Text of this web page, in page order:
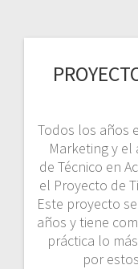
Todos los años
Marketing y
de Técnico en
el Proyecto de
Este proyecto
años y tiene
práctica lo
por